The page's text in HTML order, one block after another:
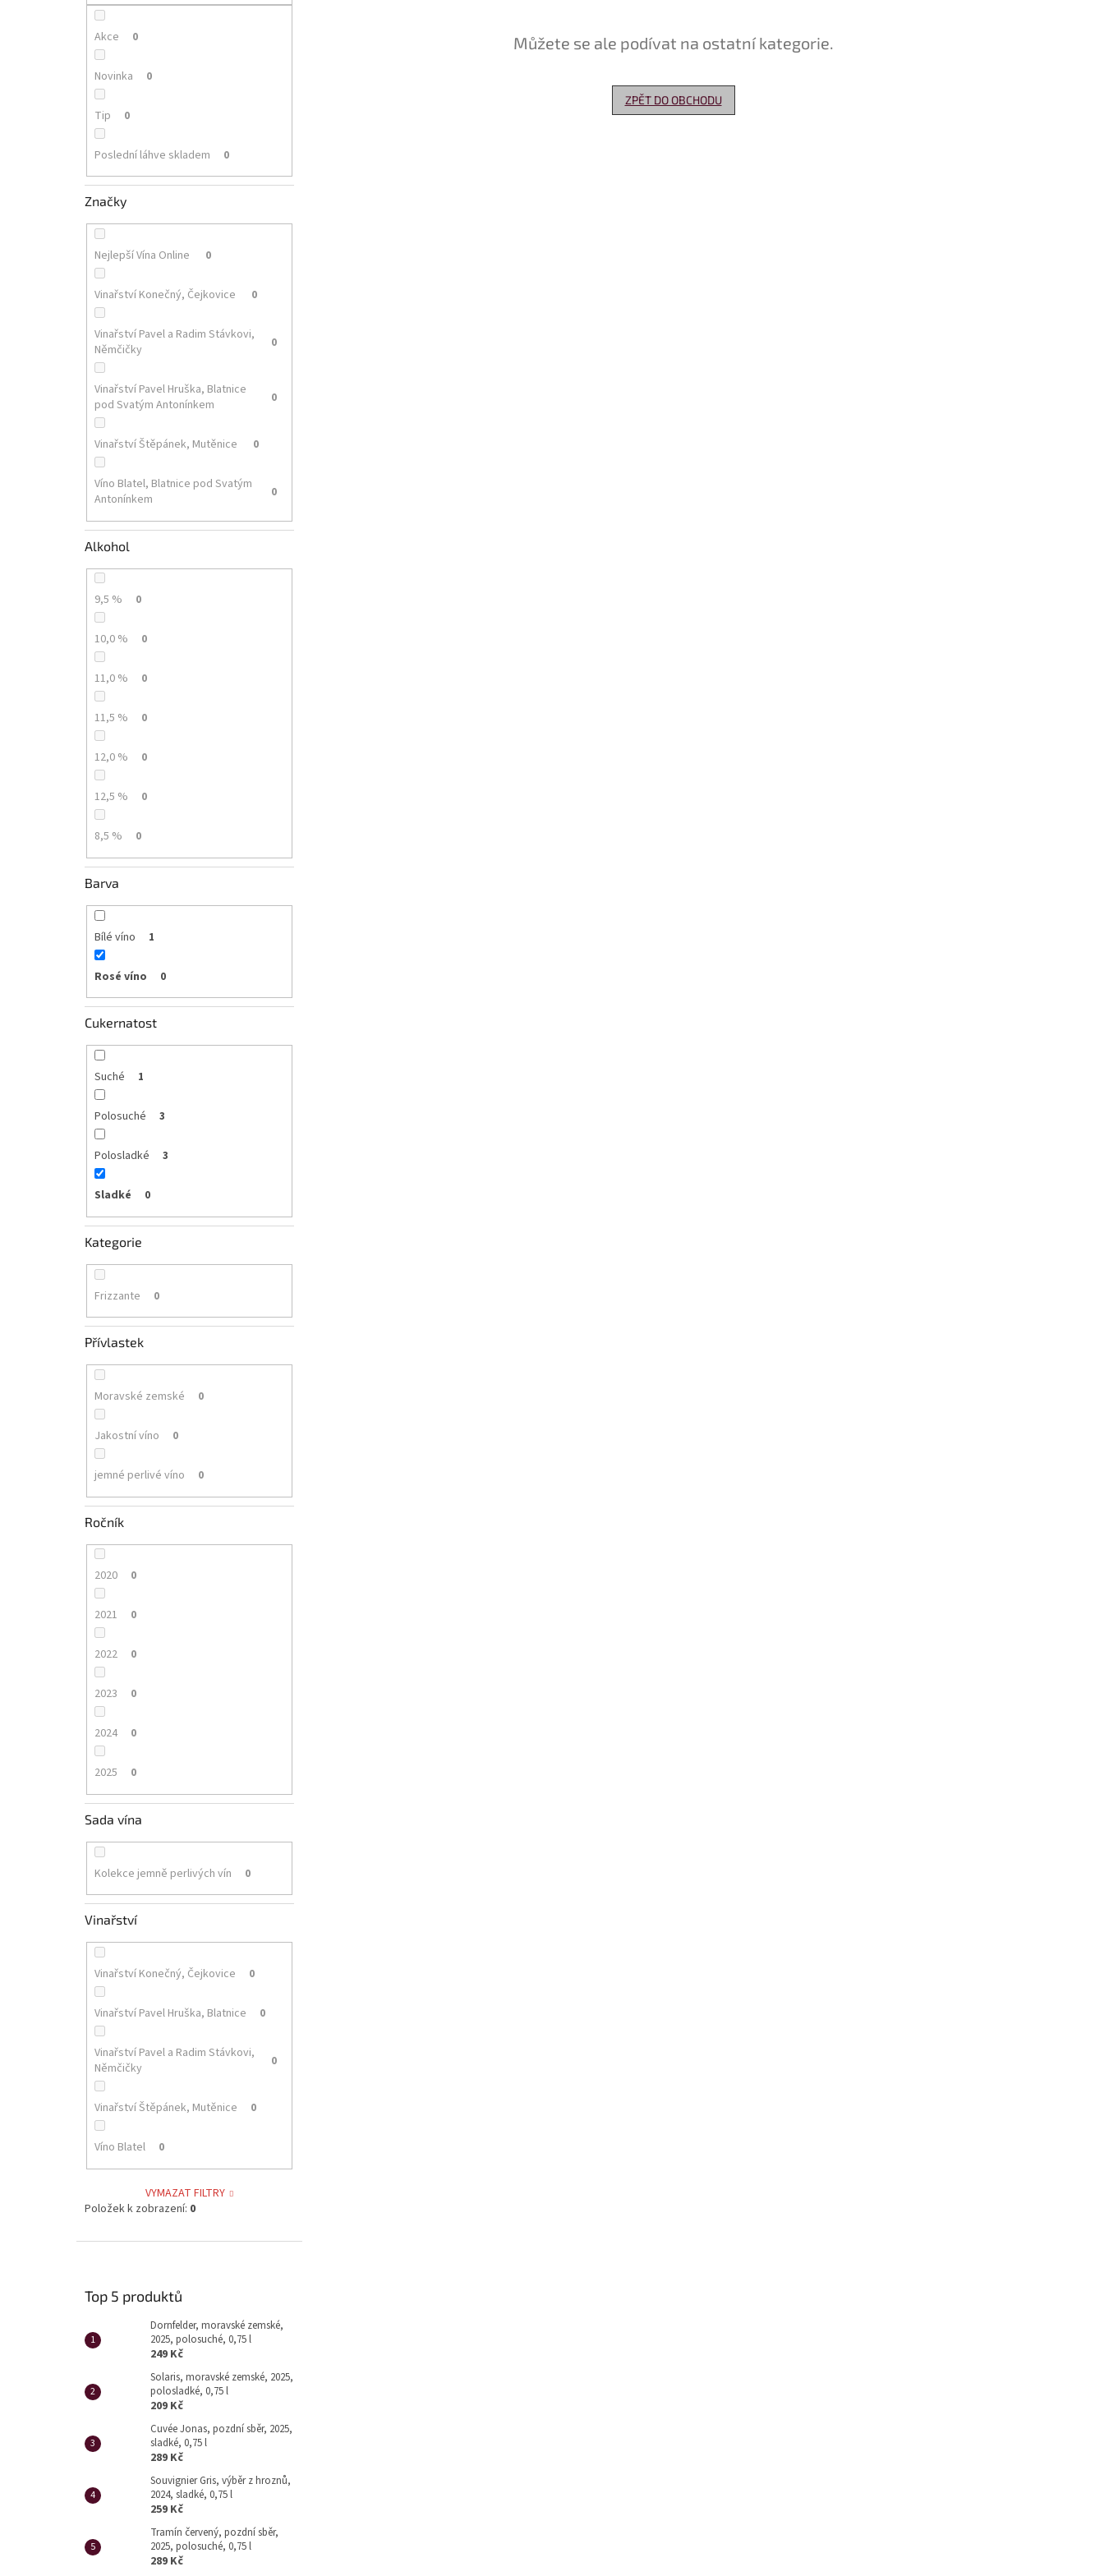
Akce 0
Novinka 0
Tip 0
Poslední láhve skladem 0
Značky
Nejlepší Vína Online 0
Vinařství Konečný, Čejkovice 0
Vinařství Pavel a Radim Stávkovi,
Němčičky
0
Vinařství Pavel Hruška, Blatnice
pod Svatým Antonínkem
0
Vinařství Štěpánek, Mutěnice 0
Víno Blatel, Blatnice pod Svatým
Antonínkem
0
Alkohol
9,5 % 0
10,0 % 0
11,0 % 0
11,5 % 0
12,0 % 0
12,5 % 0
8,5 % 0
Barva
Bílé víno 1
Rosé víno 0
Cukernatost
Suché 1
Polosuché 3
Polosladké 3
Sladké 0
Kategorie
Frizzante 0
Přívlastek
Moravské zemské 0
Jakostní víno 0
jemné perlivé víno 0
Ročník
2020 0
2021 0
2022 0
2023 0
2024 0
2025 0
Sada vína
Kolekce jemně perlivých vín 0
Vinařství
Vinařství Konečný, Čejkovice 0
Vinařství Pavel Hruška, Blatnice 0
Vinařství Pavel a Radim Stávkovi,
Němčičky
0
Vinařství Štěpánek, Mutěnice 0
Víno Blatel 0
VYMAZAT FILTRY
Položek k zobrazení: 0
Top 5 produktů
Dornfelder, moravské zemské,
2025, polosuché, 0,75 l
249 Kč
Solaris, moravské zemské, 2025,
polosladké, 0,75 l
209 Kč
Cuvée Jonas, pozdní sběr, 2025,
sladké, 0,75 l
289 Kč
Souvignier Gris, výběr z hroznů,
2024, sladké, 0,75 l
259 Kč
Tramín červený, pozdní sběr,
2025, polosuché, 0,75 l
289 Kč
Můžete se ale podívat na ostatní kategorie.
ZPĚT DO OBCHODU